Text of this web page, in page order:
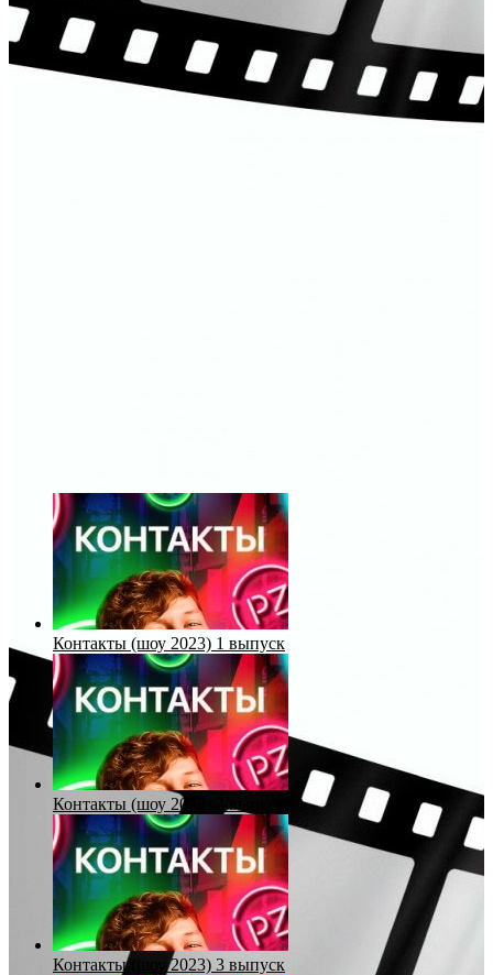
Контакты (шоу 2023) 1 выпуск
Контакты (шоу 2023) 2 выпуск
Контакты (шоу 2023) 3 выпуск